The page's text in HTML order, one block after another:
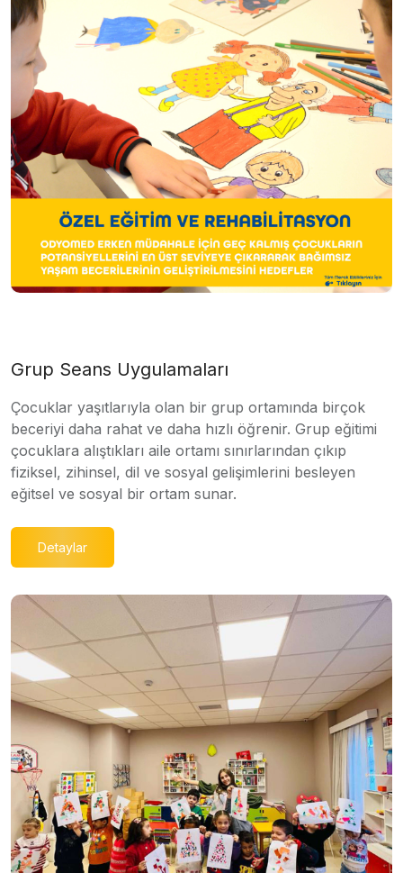
Grup Seans Uygulamaları
Çocuklar yaşıtlarıyla olan bir grup ortamında birçok
beceriyi daha rahat ve daha hızlı öğrenir. Grup eğitimi
çocuklara alıştıkları aile ortamı sınırlarından çıkıp
fiziksel, zihinsel, dil ve sosyal gelişimlerini besleyen
eğitsel ve sosyal bir ortam sunar.
Detaylar